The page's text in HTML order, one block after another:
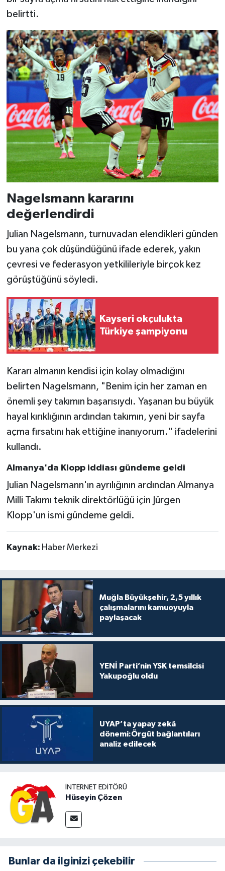
belirtti.
Nagelsmann kararını
değerlendirdi
Julian Nagelsmann, turnuvadan elendikleri günden
bu yana çok düşündüğünü ifade ederek, yakın
çevresi ve federasyon yetkilileriyle birçok kez
görüştüğünü söyledi.
Kayseri okçulukta
Türkiye şampiyonu
Kararı almanın kendisi için kolay olmadığını
belirten Nagelsmann, "Benim için her zaman en
önemli şey takımın başarısıydı. Yaşanan bu büyük
hayal kırıklığının ardından takımın, yeni bir sayfa
açma fırsatını hak ettiğine inanıyorum." ifadelerini
kullandı.
Almanya'da Klopp iddiası gündeme geldi
Julian Nagelsmann'ın ayrılığının ardından Almanya
Milli Takımı teknik direktörlüğü için Jürgen
Klopp'un ismi gündeme geldi.
Kaynak: Haber Merkezi
Muğla Büyükşehir, 2,5 yıllık
çalışmalarını kamuoyuyla
paylaşacak
YENİ Parti’nin YSK temsilcisi
Yakupoğlu oldu
UYAP’ta yapay zekâ
dönemi:Örgüt bağlantıları
analiz edilecek
İNTERNET EDITÖRÜ
Hüseyin Çözen
Bunlar da ilginizi çekebilir